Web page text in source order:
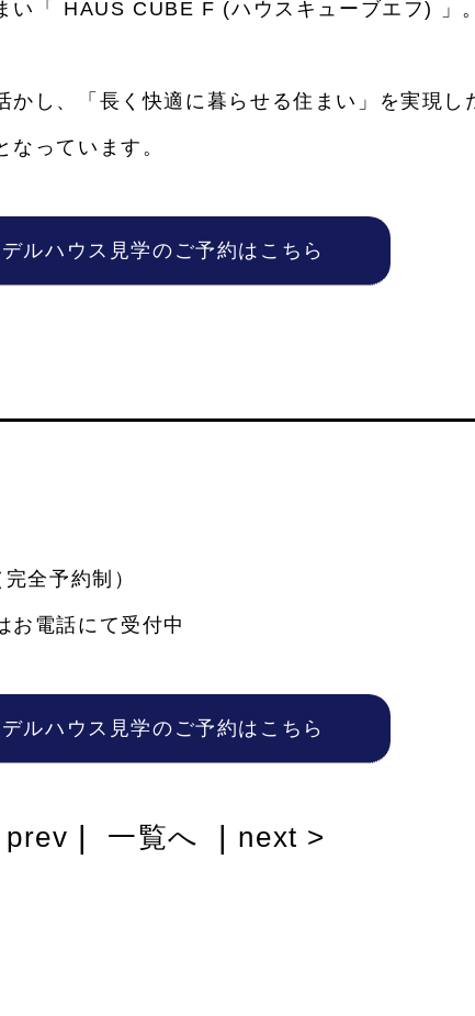
い「 HAUS CUBE F (ハウスキューブエフ) 」。
し、「長く快適に暮らせる住まい」を実現
っています。
ルハウス見学のご予約はこちら
全予約制）
お電話にて受付中
ルハウス見学のご予約はこちら
prev 一覧へ next >